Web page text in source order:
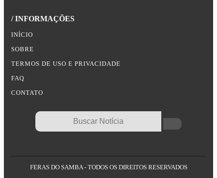
/ INFORMAÇÕES
INÍCIO
SOBRE
TERMOS DE USO E PRIVACIDADE
FAQ
CONTATO
FERAS DO SAMBA - TODOS OS DIREITOS RESERVADOS